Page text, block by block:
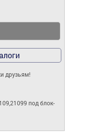
друзьям!
под блок-